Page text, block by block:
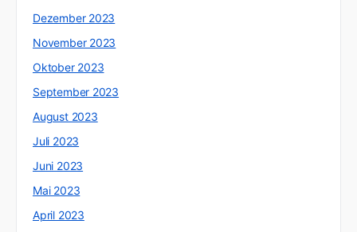
Dezember 2023
November 2023
Oktober 2023
September 2023
August 2023
Juli 2023
Juni 2023
Mai 2023
April 2023